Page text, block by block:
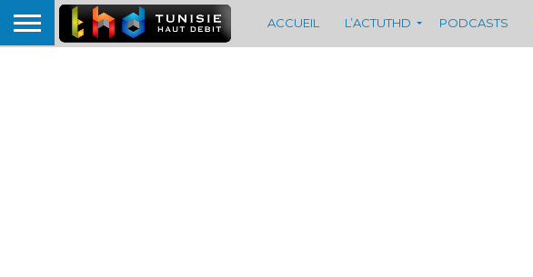
ACCUEIL L’ACTUTHD PODCASTS